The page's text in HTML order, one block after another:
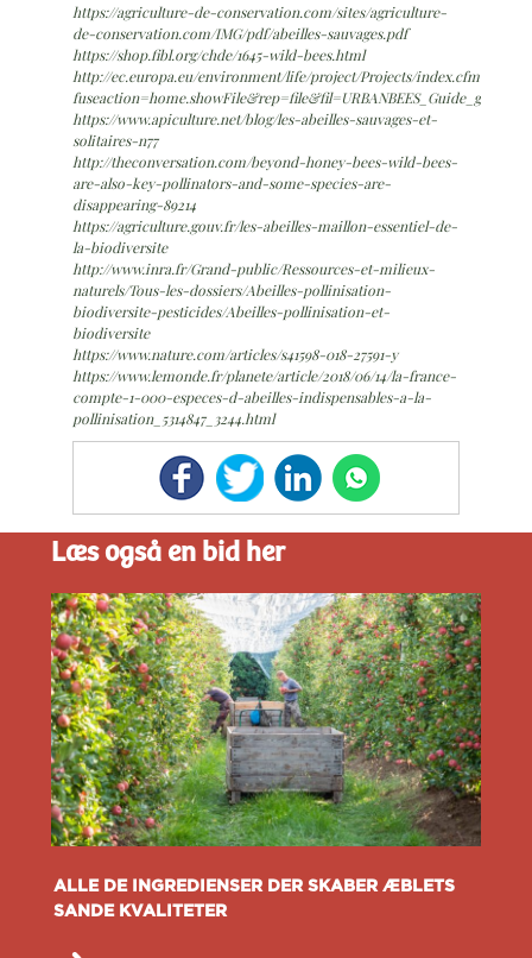
https://agriculture-de-conservation.com/sites/agriculture-
de-conservation.com/IMG/pdf/abeilles-sauvages.pdf
https://shop.fibl.org/chde/1645-wild-bees.html
http://ec.europa.eu/environment/life/project/Projects/index.cfm ?
https://www.apiculture.net/blog/les-abeilles-sauvages-et-
solitaires-n77
http://theconversation.com/beyond-honey-bees-wild-bees-
are-also-key-pollinators-and-some-species-are-
disappearing-89214
https://agriculture.gouv.fr/les-abeilles-maillon-essentiel-de-
la-biodiversite
http://www.inra.fr/Grand-public/Ressources-et-milieux-
naturels/Tous-les-dossiers/Abeilles-pollinisation-
biodiversite-pesticides/Abeilles-pollinisation-et-
biodiversite
https://www.nature.com/articles/s41598-018-27591-y
https://www.lemonde.fr/planete/article/2018/06/14/la-france-
compte-1-000-especes-d-abeilles-indispensables-a-la-
pollinisation_5314847_3244.html
Læs også en bid her
ALLE DE INGREDIENSER DER SKABER ÆBLETS
SANDE KVALITETER